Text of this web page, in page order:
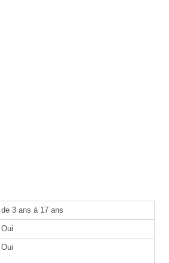
de 3 ans à 17 ans
Oui
Oui